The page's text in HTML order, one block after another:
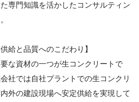
専門知識を活かしたコンサルティン
給と品質へのこだわり】
な資材の一つが生コンクリートで
社では自社プラントでの生コンクリ
外の建設現場へ安定供給を実現して